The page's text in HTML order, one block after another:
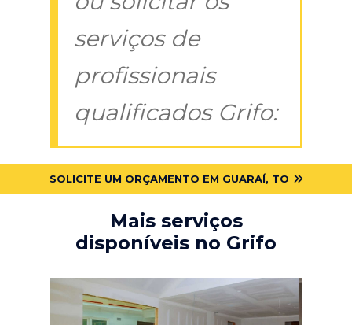
serviços de
profissionais
qualificados Grifo:
SOLICITE UM ORÇAMENTO EM GUARAÍ, TO
Mais serviços
disponíveis no Grifo